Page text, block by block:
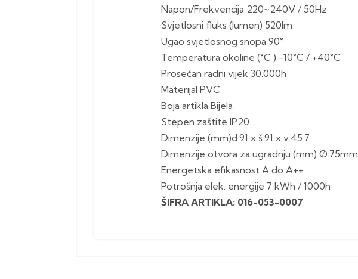
Napon/Frekvencija 220~240V / 50Hz
Svjetlosni fluks (lumen) 520lm
Ugao svjetlosnog snopa 90°
Temperatura okoline (°C ) -10°C / +40°C
Prosečan radni vijek 30.000h
Materijal PVC
Boja artikla Bijela
Stepen zaštite IP20
Dimenzije (mm)d:91 x š:91 x v:45.7
Dimenzije otvora za ugradnju (mm) Ø:75mm
Energetska efikasnost A do A++
Potrošnja elek. energije 7 kWh / 1000h
ŠIFRA ARTIKLA: 016-053-0007